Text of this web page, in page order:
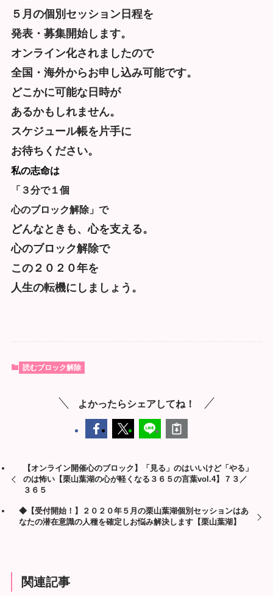
５月の個別セッション日程を
発表・募集開始します。
オンライン化されましたので
全国・海外からお申し込み可能です。
どこかに可能な日時が
あるかもしれません。
スケジュール帳を片手に
お待ちください。
私の志命は
「３分で１個
心のブロック解除」で
どんなときも、心を支える。
心のブロック解除で
この２０２０年を
人生の転機にしましょう。
読むブロック解除
よかったらシェアしてね！
【オンライン開催心のブロック】「見る」のはいいけど「やる」
のは怖い【栗山葉湖の心が軽くなる３６５の言葉vol.4】７３／
３６５
◆【受付開始！】２０２０年５月の栗山葉湖個別セッションはあ
なたの潜在意識の人種を確定しお悩み解決します【栗山葉湖】
関連記事